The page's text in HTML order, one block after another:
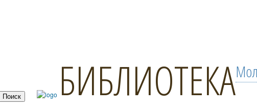
БИБЛИОТЕКА